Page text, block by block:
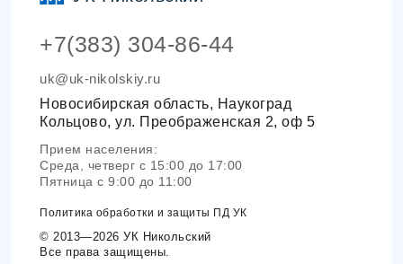
+7(383) 304-86-44
uk@uk-nikolskiy.ru
Новосибирская область, Наукоград
Кольцово, ул. Преображенская 2, оф 5
Прием населения:
Среда, четверг с 15:00 до 17:00
Пятница с 9:00 до 11:00
Политика обработки и защиты ПД УК
© 2013—2026 УК Никольский
Все права защищены.